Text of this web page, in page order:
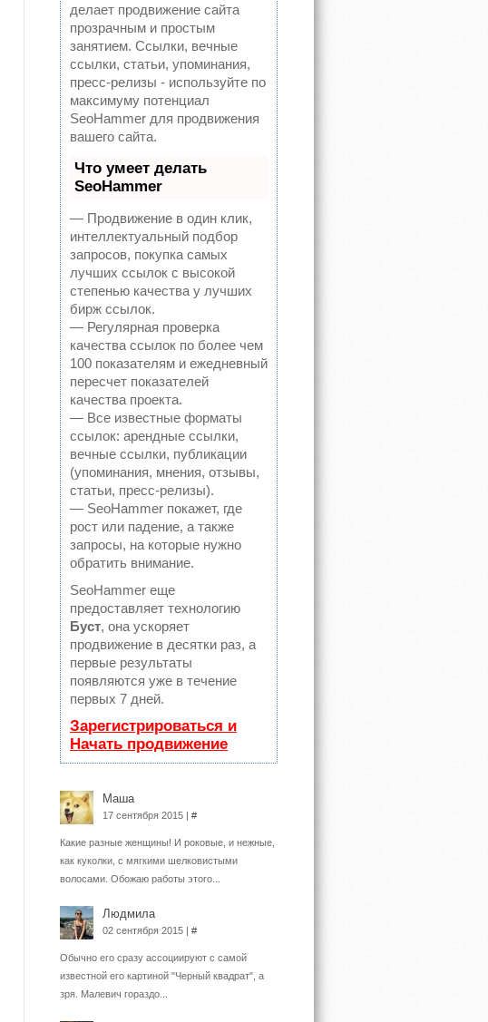
делает продвижение сайта
прозрачным и простым
занятием. Ссылки, вечные
ссылки, статьи, упоминания,
пресс-релизы - используйте по
максимуму потенциал
SeoHammer для продвижения
вашего сайта.
Что умеет делать
SeoHammer
— Продвижение в один клик,
интеллектуальный подбор
запросов, покупка самых
лучших ссылок с высокой
степенью качества у лучших
бирж ссылок.
— Регулярная проверка
качества ссылок по более чем
100 показателям и ежедневный
пересчет показателей
качества проекта.
— Все известные форматы
ссылок: арендные ссылки,
вечные ссылки, публикации
(упоминания, мнения, отзывы,
статьи, пресс-релизы).
— SeoHammer покажет, где
рост или падение, а также
запросы, на которые нужно
обратить внимание.
SeoHammer еще
предоставляет технологию
Буст, она ускоряет
продвижение в десятки раз, а
первые результаты
появляются уже в течение
первых 7 дней.
Зарегистрироваться и
Начать продвижение
Маша
17 сентября 2015 | #
Какие разные женщины! И роковые, и нежные,
как куколки, с мягкими шелковистыми
волосами. Обожаю работы этого...
Людмила
02 сентября 2015 | #
Обычно его сразу ассоциируют с самой
известной его картиной "Черный квадрат", а
зря. Малевич гораздо...